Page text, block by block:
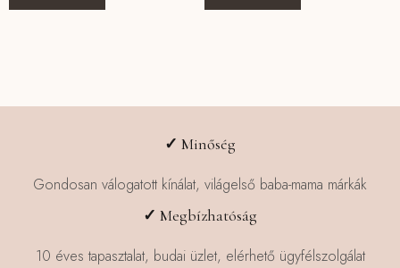
✓ Minőség
Gondosan válogatott kínálat, világelső baba-mama márkák
✓ Megbízhatóság
10 éves tapasztalat, budai üzlet, elérhető ügyfélszolgálat